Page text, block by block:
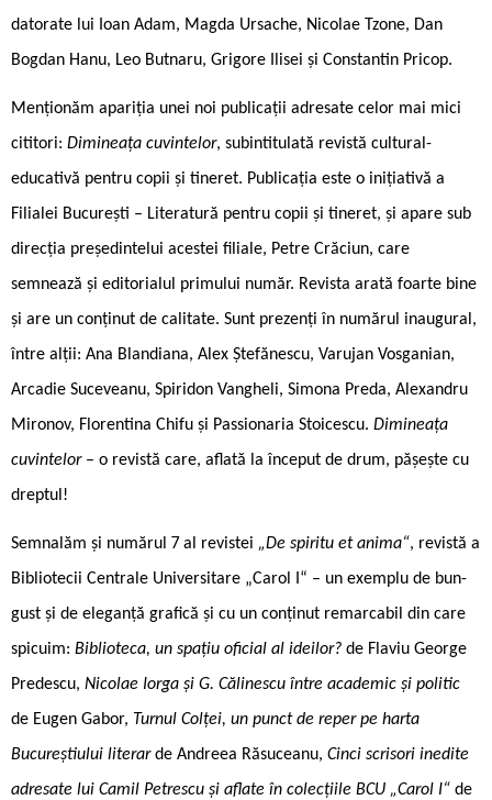
datorate lui Ioan Adam, Magda Ursache, Nicolae Tzone, Dan
Bogdan Hanu, Leo Butnaru, Grigore Ilisei și Constantin Pricop.
Menționăm apariția unei noi publicații adresate celor mai mici
cititori: Dimineața cuvintelor, subintitulată revistă cultural-
educativă pentru copii și tineret. Publicația este o inițiativă a
Filialei București – Literatură pentru copii și tineret, și apare sub
direcția președintelui acestei filiale, Petre Crăciun, care
semnează și editorialul primului număr. Revista arată foarte bine
și are un conținut de calitate. Sunt prezenți în numărul inaugural,
între alții: Ana Blandiana, Alex Ștefănescu, Varujan Vosganian,
Arcadie Suceveanu, Spiridon Vangheli, Simona Preda, Alexandru
Mironov, Florentina Chifu și Passionaria Stoicescu. Dimineața
cuvintelor – o revistă care, aflată la început de drum, pășește cu
dreptul!
Semnalăm și numărul 7 al revistei „De spiritu et anima“, revistă a
Bibliotecii Centrale Universitare „Carol I“ – un exemplu de bun-
gust și de eleganță grafică și cu un conținut remarcabil din care
spicuim: Biblioteca, un spațiu oficial al ideilor? de Flaviu George
Predescu, Nicolae Iorga și G. Călinescu între academic și politic
de Eugen Gabor, Turnul Colței, un punct de reper pe harta
Bucureștiului literarde Andreea Răsuceanu, Cinci scrisori inedite
adresate lui Camil Petrescu și aflate în colecțiile BCU „Carol I“ de